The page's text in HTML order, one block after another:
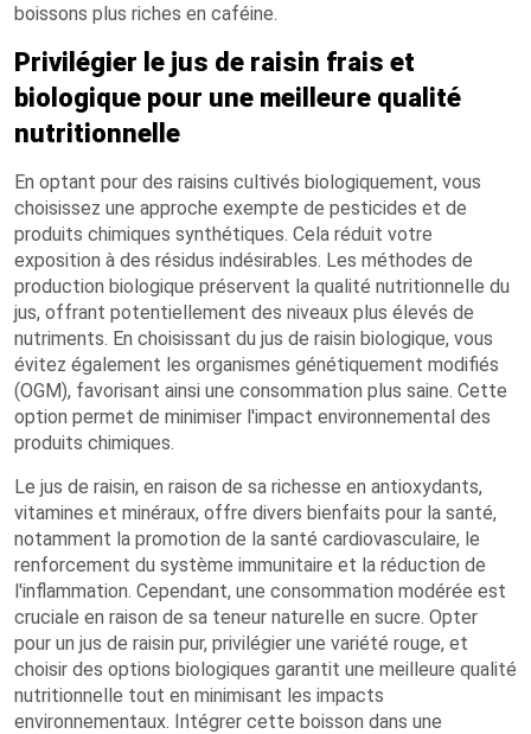
boissons plus riches en caféine.
Privilégier le jus de raisin frais et
biologique pour une meilleure qualité
nutritionnelle
En optant pour des raisins cultivés biologiquement, vous
choisissez une approche exempte de pesticides et de
produits chimiques synthétiques. Cela réduit votre
exposition à des résidus indésirables. Les méthodes de
production biologique préservent la qualité nutritionnelle du
jus, offrant potentiellement des niveaux plus élevés de
nutriments. En choisissant du jus de raisin biologique, vous
évitez également les organismes génétiquement modifiés
(OGM), favorisant ainsi une consommation plus saine. Cette
option permet de minimiser l'impact environnemental des
produits chimiques.
Le jus de raisin, en raison de sa richesse en antioxydants,
vitamines et minéraux, offre divers bienfaits pour la santé,
notamment la promotion de la santé cardiovasculaire, le
renforcement du système immunitaire et la réduction de
l'inflammation. Cependant, une consommation modérée est
cruciale en raison de sa teneur naturelle en sucre. Opter
pour un jus de raisin pur, privilégier une variété rouge, et
choisir des options biologiques garantit une meilleure qualité
nutritionnelle tout en minimisant les impacts
environnementaux. Intégrer cette boisson dans une